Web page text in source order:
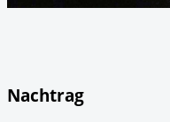
Nachtrag